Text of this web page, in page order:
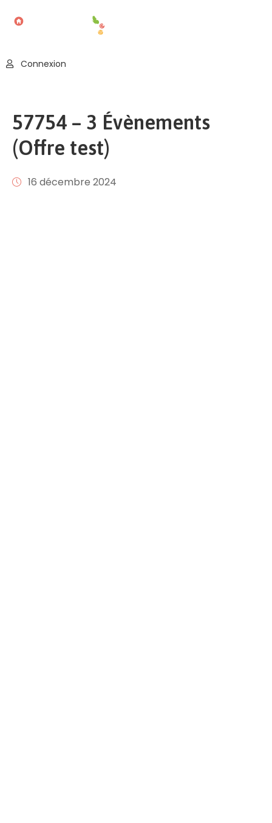
Offres
Publier
Connexion
57754 – 3 Évènements
(Offre test)
16 décembre 2024